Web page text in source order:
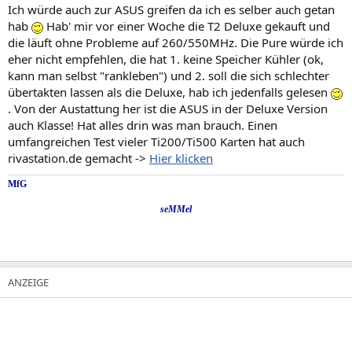
Ich würde auch zur ASUS greifen da ich es selber auch getan
hab
Hab' mir vor einer Woche die T2 Deluxe gekauft und
die läuft ohne Probleme auf 260/550MHz. Die Pure würde ich
eher nicht empfehlen, die hat 1. keine Speicher Kühler (ok,
kann man selbst "rankleben") und 2. soll die sich schlechter
übertakten lassen als die Deluxe, hab ich jedenfalls gelesen
. Von der Austattung her ist die ASUS in der Deluxe Version
auch Klasse! Hat alles drin was man brauch. Einen
umfangreichen Test vieler Ti200/Ti500 Karten hat auch
rivastation.de gemacht -> Hier klicken
MfG
seMMel